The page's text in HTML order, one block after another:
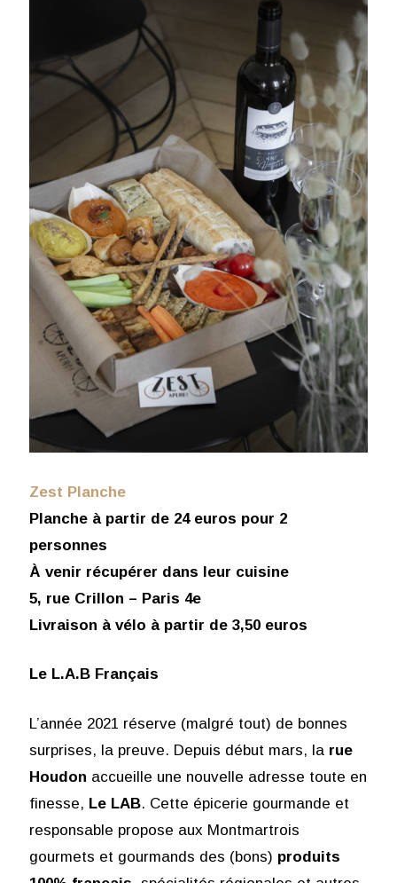
Zest Planche
Planche à partir de 24 euros pour 2
personnes
À venir récupérer dans leur cuisine
5, rue Crillon – Paris 4e
Livraison à vélo à partir de 3,50 euros
Le L.A.B Français
L’année 2021 réserve (malgré tout) de bonnes
surprises, la preuve. Depuis début mars, la rue
Houdon accueille une nouvelle adresse toute en
finesse, Le LAB. Cette épicerie gourmande et
responsable propose aux Montmartrois
gourmets et gourmands des (bons) produits